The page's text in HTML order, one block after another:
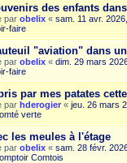
des enfants
par obelix « sam. 11 avr.
faire
"aviation" dans
par obelix « dim. 29 mars
faire
par mes patates
par hderogier « jeu. 26 mars
verte
les meules à l'étage
par obelix « sam. 28 févr.
Comtois